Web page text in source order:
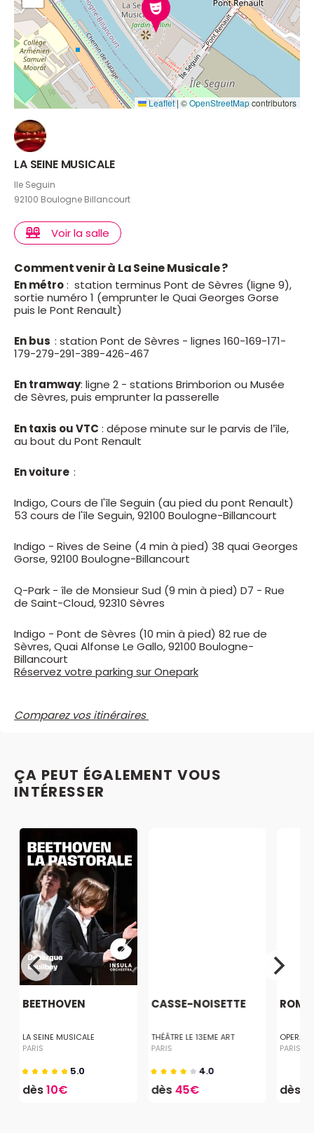
Leaflet| ©OpenStreetMapcontributors
LA SEINE MUSICALE
Ile Seguin
92100 Boulogne Billancourt
Voir la salle
Comment venir à La Seine Musicale ?
En métro: station terminus Pont de Sèvres (ligne 9),
sortie numéro 1 (emprunter le Quai Georges Gorse
puis le Pont Renault)
En bus : station Pont de Sèvres - lignes 160-169-171-
179-279-291-389-426-467
En tramway: ligne 2 - stations Brimborion ou Musée
de Sèvres, puis emprunter la passerelle
En taxis ou VTC : dépose minute sur le parvis de l’île,
au bout du Pont Renault
En voiture :
Indigo, Cours de l'île Seguin (au pied du pont Renault)
53 cours de l'île Seguin, 92100 Boulogne-Billancourt
Indigo - Rives de Seine (4 min à pied) 38 quai Georges
Gorse, 92100 Boulogne-Billancourt
Q-Park - île de Monsieur Sud (9 min à pied) D7 - Rue
de Saint-Cloud, 92310 Sèvres
Indigo - Pont de Sèvres (10 min à pied) 82 rue de
Sèvres, Quai Alfonse Le Gallo, 92100 Boulogne-
Billancourt
Réservez votre parking sur Onepark
Comparez vos itinéraires
ÇA PEUT ÉGALEMENT VOUS
INTÉRESSER
BEETHOVEN
LA SEINE MUSICALE
PARIS
5.0
dès10€
CASSE-NOISETTE
THÉÂTRE LE 13EME ART
PARIS
4.0
dès45€
OPERA
PARIS
dès